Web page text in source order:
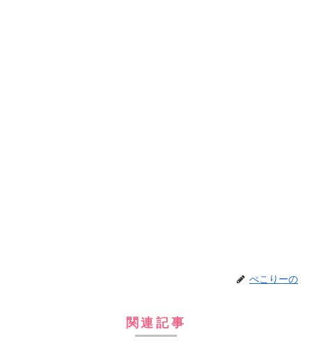
ぺこりーの
関連記事